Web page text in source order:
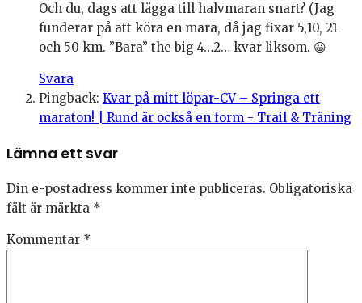
Och du, dags att lägga till halvmaran snart? (Jag
funderar på att köra en mara, då jag fixar 5,10, 21
och 50 km. ”Bara” the big 4…2… kvar liksom. 😀
Svara
Pingback: Kvar på mitt löpar-CV – Springa ett
maraton! | Rund är också en form - Trail & Träning
Lämna ett svar
Din e-postadress kommer inte publiceras. Obligatoriska
fält är märkta *
Kommentar *